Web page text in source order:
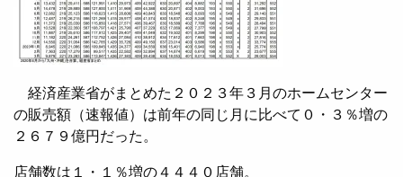
経済産業省がまとめた２０２３年３月のホームセンター
の販売額（速報値）は前年の同じ月に比べて０・３％増の
２６７９億円だった。
店舗数は１・１％増の４４４０店舗。